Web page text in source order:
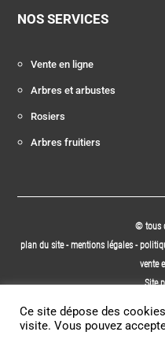
NOS SERVICES
Vente en ligne
Arbres et arbustes
Rosiers
Arbres fruitiers
© tous
plan du site-mentions légales -
vente
Site
Ce site dépose des
visite. Vous pouvez